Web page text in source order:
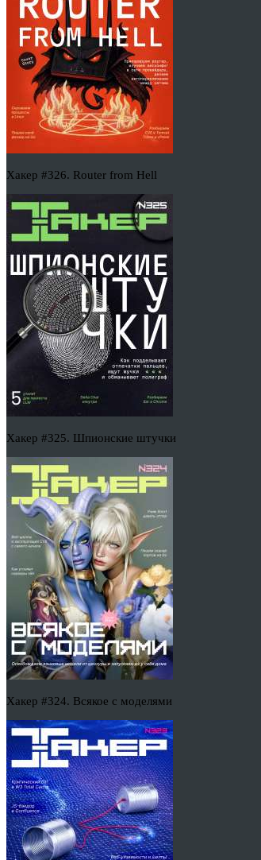
Хакер #326. Router from Hell
Хакер #325. Шпионские штучки
Хакер #324. Всякое с моделями